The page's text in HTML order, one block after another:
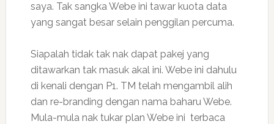
saya. Tak sangka Webe ini tawar kuota data
yang sangat besar selain penggilan percuma.
Siapalah tidak tak nak dapat pakej yang
ditawarkan tak masuk akal ini. Webe ini dahulu
di kenali dengan P1. TM telah mengambil alih
dan re-branding dengan nama baharu Webe.
Mula-mula nak tukar plan Webe ini terbaca